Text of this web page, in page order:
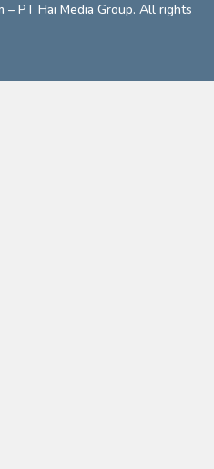
– PT Hai Media Group. All rights